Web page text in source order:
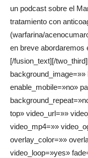
un podcast sobre el
tratamiento con
(warfarina/
en breve abordaremos
[/fusion_text][/
enable_mobile=»no»
top» video_url=»»
video_mp4=»»
overlay_color=»»
video_loop=»yes»